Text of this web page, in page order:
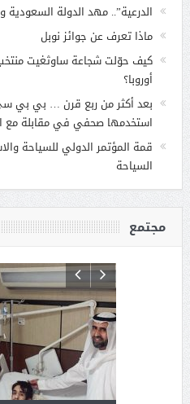
الدرعية”.. مهد الدولة السعودية
ماذا تعرف عن جوائز نوبل
كيف حوّلت شجاعة ساوثغيت
أوروبا؟
بعد أكثر من ربع قرن … بي بي
استخدمها صحفي في مقابلة مع
قمة المؤتمر الدولي للسياحة
السياحة
مجتمع